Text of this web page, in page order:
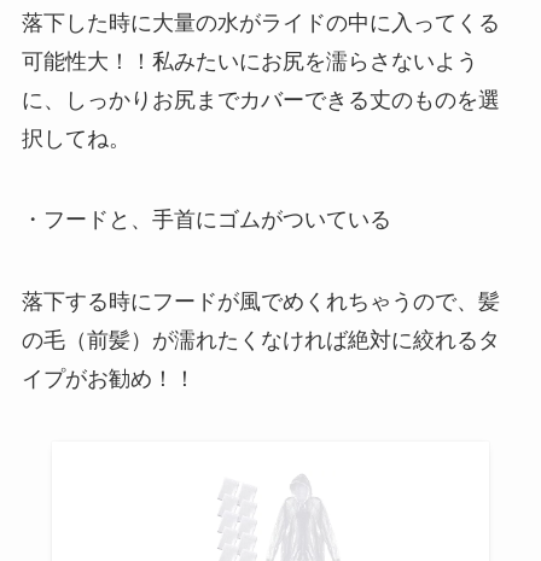
落下した時に大量の水がライドの中に入ってくる
可能性大！！私みたいにお尻を濡らさないよう
に、しっかりお尻までカバーできる丈のものを選
択してね。
・ フードと、手首にゴムがついている
落下する時にフードが風でめくれちゃうので、髪
の毛（前髪）が濡れたくなければ絶対に絞れるタ
イプがお勧め！！